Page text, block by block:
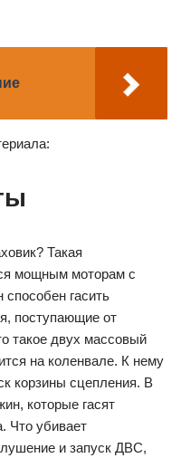
Такая
мощным моторам с
гасить
поступающие от
такое двух массовый
на коленвале. К нему
корзины сцепления. В
которые гасят
Что убивает
и запуск ДВС,